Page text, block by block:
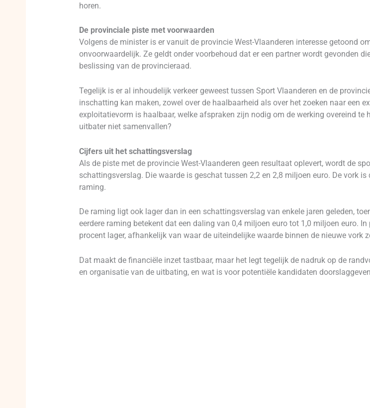
horen.
De provinciale piste met voorwaarden
Volgens de minister is er vanuit de provincie West-Vlaanderen interesse getoond
onvoorwaardelijk. Ze geldt onder voorbehoud dat er een partner wordt gevonden
beslissing van de provincieraad.
Tegelijk is er al inhoudelijk verkeer geweest tussen Sport Vlaanderen en de
inschatting kan maken, zowel over de haalbaarheid als over het zoeken naar een
exploitatievorm is haalbaar, welke afspraken zijn nodig om de werking overeind te
uitbater niet samenvallen?
Cijfers uit het schattingsverslag
Als de piste met de provincie West-Vlaanderen geen resultaat oplevert, wordt de
schattingsverslag. Die waarde is geschat tussen 2,2 en 2,8 miljoen euro. De vork
raming.
De raming ligt ook lager dan in een schattingsverslag van enkele jaren geleden,
eerdere raming betekent dat een daling van 0,4 miljoen euro tot 1,0 miljoen euro.
procent lager, afhankelijk van waar de uiteindelijke waarde binnen de nieuwe vork
Dat maakt de financiële inzet tastbaar, maar het legt tegelijk de nadruk op de
en organisatie van de uitbating, en wat is voor potentiële kandidaten